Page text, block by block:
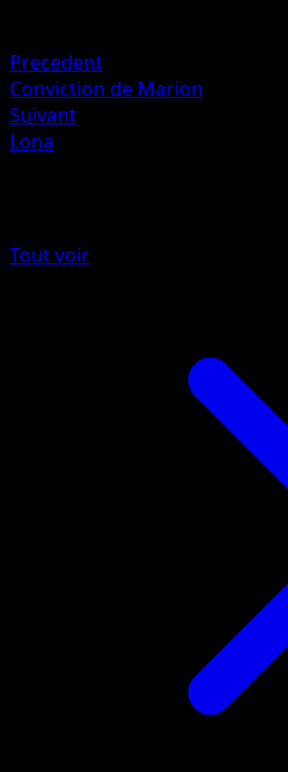
Precedent
Conviction de Marion
Suivant
Lona
Tout voir